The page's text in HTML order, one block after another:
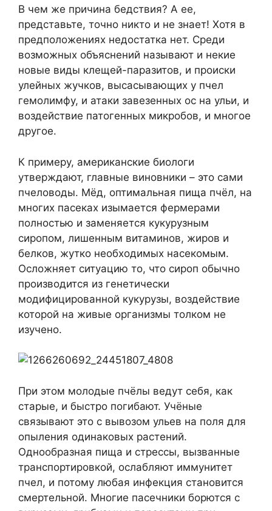
В чем же причина бедствия? А ее,
представьте, точно никто и не знает! Хотя в
предположениях недостатка нет. Среди
возможных объяснений называют и некие
новые виды клещей-паразитов, и происки
улейных жучков, высасывающих у пчел
гемолимфу, и атаки завезенных ос на ульи, и
воздействие патогенных микробов, и многое
другое.
К примеру, американские биологи
утверждают, главные виновники – это сами
пчеловоды. Мёд, оптимальная пища пчёл, на
многих пасеках изымается фермерами
полностью и заменяется кукурузным
сиропом, лишенным витаминов, жиров и
белков, жутко необходимых насекомым.
Осложняет ситуацию то, что сироп обычно
производится из генетически
модифицированной кукурузы, воздействие
которой на живые организмы толком не
изучено.
При этом молодые пчёлы ведут себя, как
старые, и быстро погибают. Учёные
связывают это с вывозом ульев на поля для
опыления одинаковых растений.
Однообразная пища и стрессы, вызванные
транспортировкой, ослабляют иммунитет
пчел, и потому любая инфекция становится
смертельной. Многие пасечники борются с